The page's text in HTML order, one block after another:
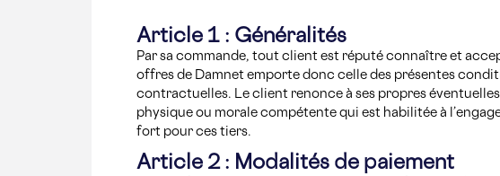
Article 1 : Généralités
Par sa commande, tout client est réputé connaître et
offres de Damnet emporte donc celle des présentes
contractuelles. Le client renonce à ses propres
physique ou morale compétente qui est habilitée à
fort pour ces tiers.
Article 2 : Modalités de paiement